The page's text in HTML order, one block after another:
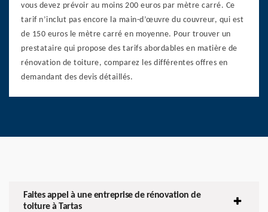
vous devez prévoir au moins 200 euros par mètre carré. Ce
tarif n’inclut pas encore la main-d’œuvre du couvreur, qui est
de 150 euros le mètre carré en moyenne. Pour trouver un
prestataire qui propose des tarifs abordables en matière de
rénovation de toiture, comparez les différentes offres en
demandant des devis détaillés.
Faites appel à une entreprise de rénovation de
toiture à Tartas